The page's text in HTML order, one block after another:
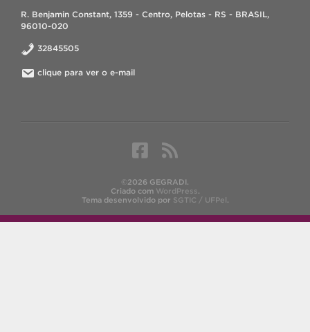
R. Benjamin Constant, 1359 - Centro, Pelotas - RS - BRASIL,
96010-020
32845505
clique para ver o e-mail
©2026 GEGRADI.
Criado com WordPress.
Tema desenvolvido por SGTIC / UFPel.